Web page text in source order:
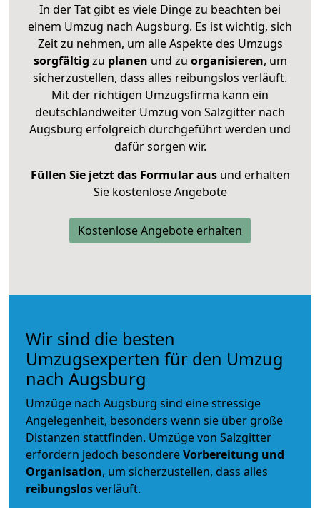
In der Tat gibt es viele Dinge zu beachten bei
einem Umzug nach Augsburg. Es ist wichtig, sich
Zeit zu nehmen, um alle Aspekte des Umzugs
sorgfältig zu planen und zu organisieren, um
sicherzustellen, dass alles reibungslos verläuft.
Mit der richtigen Umzugsfirma kann ein
deutschlandweiter Umzug von Salzgitter nach
Augsburg erfolgreich durchgeführt werden und
dafür sorgen wir.
Füllen Sie jetzt das Formular ausund erhalten
Sie kostenlose Angebote
Kostenlose Angebote erhalten
Wir sind die besten
Umzugsexperten für den Umzug
nach Augsburg
Umzüge nach Augsburg sind eine stressige
Angelegenheit, besonders wenn sie über große
Distanzen stattfinden. Umzüge von Salzgitter
erfordern jedoch besondereVorbereitung und
Organisation, um sicherzustellen, dass alles
reibungslosverläuft.